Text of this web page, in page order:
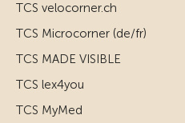
TCS velocorner.ch
TCS Microcorner (de/fr)
TCS MADE VISIBLE
TCS lex4you
TCS MyMed